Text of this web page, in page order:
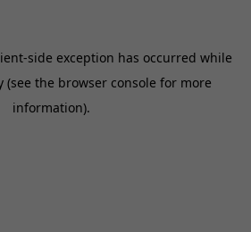
-side exception has occurred while
(see the browser console for more
information).